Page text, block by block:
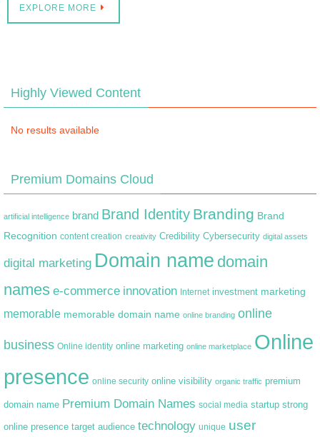
EXPLORE MORE
Highly Viewed Content
No results available
Premium Domains Cloud
artificial intelligence brand Brand Identity Branding Brand
Recognition content creation creativity Credibility Cybersecurity digital assets
digital marketing Domain name domain
names e-commerce innovation Internet investment marketing
memorable memorable domain name online branding online
business Online identity online marketing online marketplace Online
presence online security online visibility organic traffic premium
domain name Premium Domain Names social media startup strong
online presence target audience technology unique user